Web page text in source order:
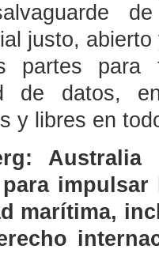
justo,
partes para
de datos,
y libres en
marítima,